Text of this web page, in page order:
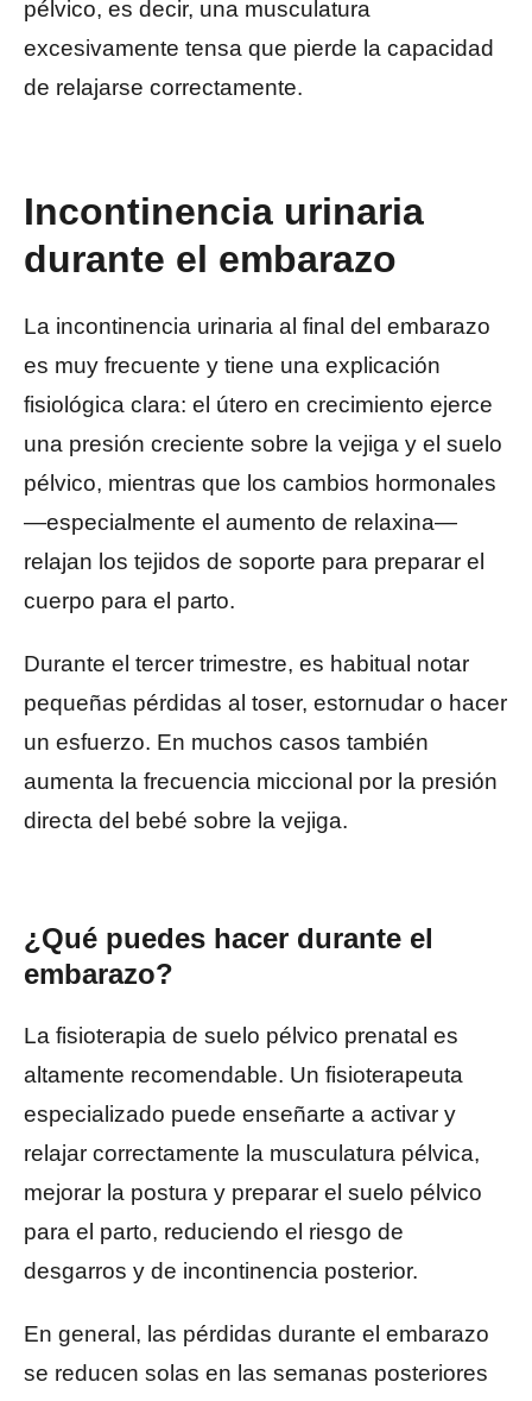
pélvico, es decir, una musculatura
excesivamente tensa que pierde la capacidad
de relajarse correctamente.
Incontinencia urinaria
durante el embarazo
La incontinencia urinaria al final del embarazo
es muy frecuente y tiene una explicación
fisiológica clara: el útero en crecimiento ejerce
una presión creciente sobre la vejiga y el suelo
pélvico, mientras que los cambios hormonales
—especialmente el aumento de relaxina—
relajan los tejidos de soporte para preparar el
cuerpo para el parto.
Durante el tercer trimestre, es habitual notar
pequeñas pérdidas al toser, estornudar o hacer
un esfuerzo. En muchos casos también
aumenta la frecuencia miccional por la presión
directa del bebé sobre la vejiga.
¿Qué puedes hacer durante el
embarazo?
La fisioterapia de suelo pélvico prenatal es
altamente recomendable. Un fisioterapeuta
especializado puede enseñarte a activar y
relajar correctamente la musculatura pélvica,
mejorar la postura y preparar el suelo pélvico
para el parto, reduciendo el riesgo de
desgarros y de incontinencia posterior.
En general, las pérdidas durante el embarazo
se reducen solas en las semanas posteriores